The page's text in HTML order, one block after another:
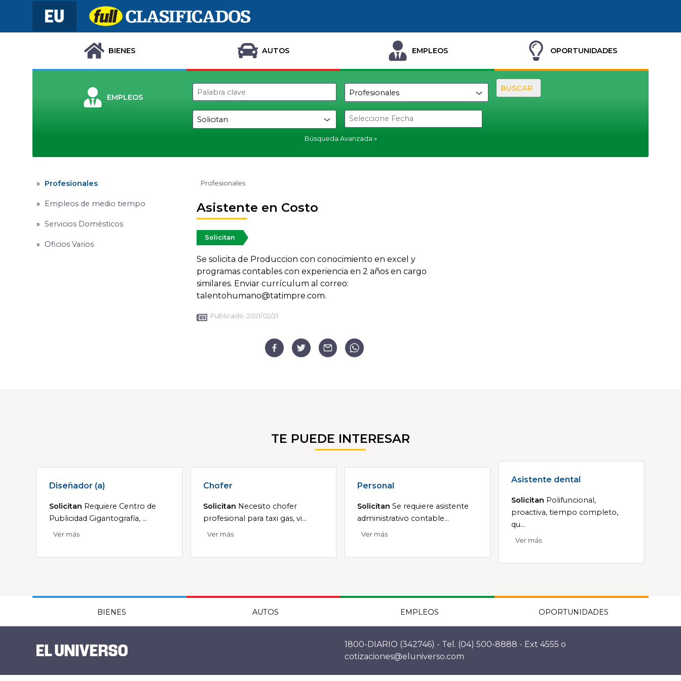
BIENES AUTOS EMPLEOS OPORTUNIDADES
EMPLEOS
Búsqueda Avanzada
BUSCAR
Profesionales
Empleos de medio tiempo
Servicios Domésticos
Oficios Varios
Profesionales
Asistente en Costo
Solicitan
Se solicita de Produccion con conocimiento en excel y
programas contables con experiencia en 2 años en cargo
similares. Enviar currículum al correo:
talentohumano@tatimpre.com.
Publicado: 2021/02/21
TE PUEDE INTERESAR
Diseñador (a)
Solicitan Requiere Centro de
Publicidad Gigantografía, ...
Ver más
Chofer
Solicitan Necesito chofer
profesional para taxi gas, vi...
Ver más
Personal
Solicitan Se requiere asistente
administrativo contable...
Ver más
Asistente dental
Solicitan Polifuncional,
proactiva, tiempo completo,
qu...
Ver más
BIENES AUTOS EMPLEOS OPORTUNIDADES
1800-DIARIO (342746) - Tel. (04) 500-8888 - Ext 4555 o
cotizaciones@eluniverso.com